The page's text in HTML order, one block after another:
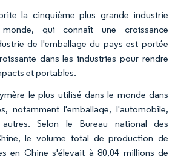
la cinquième plus grande industrie
qui connaît une croissance
de l'emballage du pays est portée
dans les industries pour rendre
et portables.
le plus utilisé dans le monde dans
notamment l'emballage, l'automobile,
Selon le Bureau national des
le volume total de production de
en Chine s'élevait à 80,04 millions de